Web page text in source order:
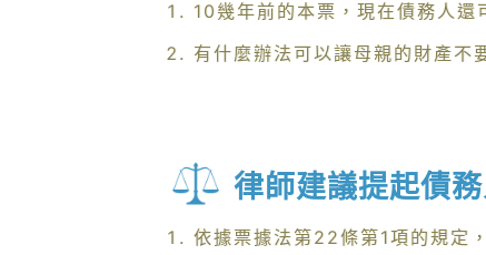
10幾年前的本票，現在債務人還
有什麼辦法可以讓母親的財產不
律師建議提起債務
依據票據法第22條第1項的規定